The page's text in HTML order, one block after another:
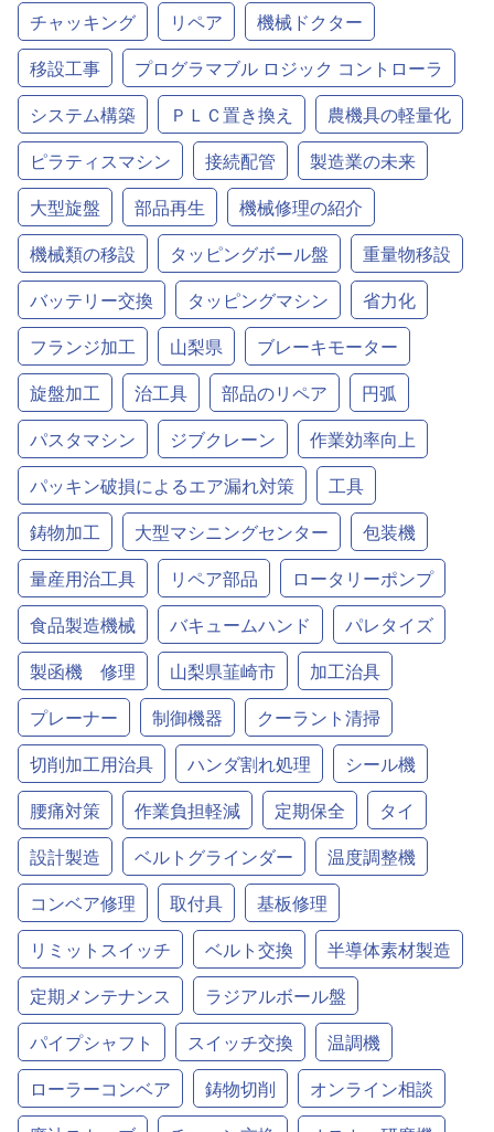
チャッキング リペア
機械ドクター
移設工事
プログラマブル ロジック コントローラ
システム構築
ＰＬＣ置き換え
農機具の軽量化
ピラティスマシン
接続配管
製造業の未来
大型旋盤
部品再生
機械修理の紹介
機械類の移設
タッピングボール盤
重量物移設
バッテリー交換
タッピングマシン
省力化
フランジ加工
山梨県
ブレーキモーター
旋盤加工
治工具 部品のリペア
円弧
パスタマシン
ジブクレーン
作業効率向上
パッキン破損によるエア漏れ対策
工具
鋳物加工
大型マシニングセンター
包装機
量産用治工具
リペア部品
ロータリーポンプ
食品製造機械
バキュームハンド
パレタイズ
製函機 修理
山梨県韮崎市
加工治具
プレーナー
制御機器
クーラント清掃
切削加工用治具
ハンダ割れ処理
シール機
腰痛対策
作業負担軽減 定期保全
タイ
設計製造
ベルトグラインダー
温度調整機
コンベア修理
取付具
基板修理
リミットスイッチ
ベルト交換
半導体素材製造
定期メンテナンス
ラジアルボール盤
パイプシャフト
スイッチ交換
温調機
ローラーコンベア
鋳物切削
オンライン相談